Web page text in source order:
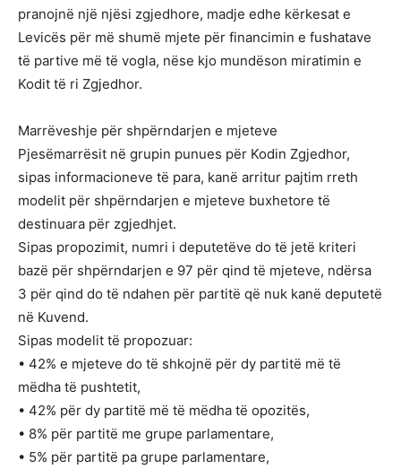
pranojnë një njësi zgjedhore, madje edhe kërkesat e
Levicës për më shumë mjete për financimin e fushatave
të partive më të vogla, nëse kjo mundëson miratimin e
Kodit të ri Zgjedhor.
Marrëveshje për shpërndarjen e mjeteve
Pjesëmarrësit në grupin punues për Kodin Zgjedhor,
sipas informacioneve të para, kanë arritur pajtim rreth
modelit për shpërndarjen e mjeteve buxhetore të
destinuara për zgjedhjet.
Sipas propozimit, numri i deputetëve do të jetë kriteri
bazë për shpërndarjen e 97 për qind të mjeteve, ndërsa
3 për qind do të ndahen për partitë që nuk kanë deputetë
në Kuvend.
Sipas modelit të propozuar:
• 42% e mjeteve do të shkojnë për dy partitë më të
mëdha të pushtetit,
• 42% për dy partitë më të mëdha të opozitës,
• 8% për partitë me grupe parlamentare,
• 5% për partitë pa grupe parlamentare,